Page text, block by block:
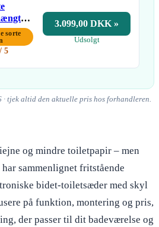
Mat
sorte
5
3.099,00 DKK »
Udsolgt
tjek altid den aktuelle pris hos forhandleren.
og mindre toiletpapir – men
sammenlignet fritstående
bidet-toiletsæder med skyl
på funktion, montering og pris,
der passer til dit badeværelse og